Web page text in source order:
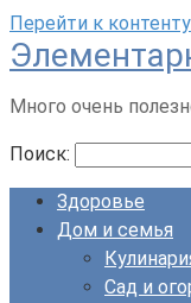
Перейти к контенту
Много очень
Поиск:
Здоровье
Дом и семья
Сад и